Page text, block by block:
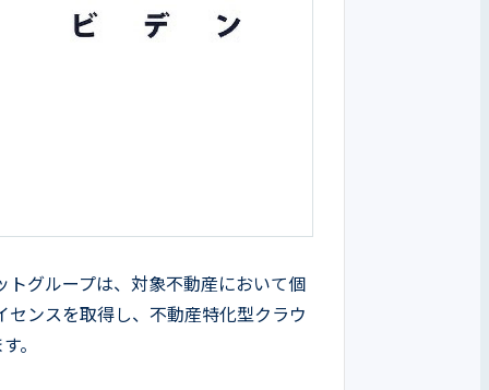
グループは、対象不動産において個
ンスを取得し、不動産特化型クラウ
す。